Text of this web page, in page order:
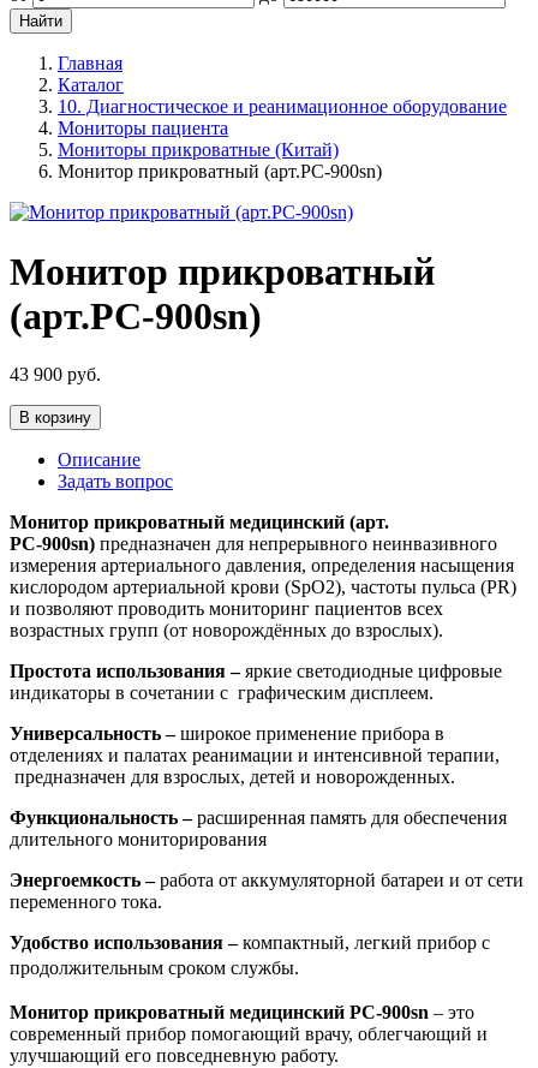
Главная
Каталог
10. Диагностическое и реанимационное оборудование
Мониторы пациента
Мониторы прикроватные (Китай)
Монитор прикроватный (арт.PC-900sn)
Монитор прикроватный
(арт.PC-900sn)
43 900 руб.
В корзину
Описание
Задать вопрос
Монитор прикроватный медицинский (арт.
РС-900sn) предназначен для непрерывного неинвазивного
измерения артериального давления, определения насыщения
кислородом артериальной крови (SpO2), частоты пульса (PR)
и позволяют проводить мониторинг пациентов всех
возрастных групп (от новорождённых до взрослых).
Простота использования – яркие светодиодные цифровые
индикаторы в сочетании с графическим дисплеем.
Универсальность – широкое применение прибора в
отделениях и палатах реанимации и интенсивной терапии,
предназначен для взрослых, детей и новорожденных.
Функциональность – расширенная память для обеспечения
длительного мониторирования
Энергоемкость –работа от аккумуляторной батареи и от сети
переменного тока.
Удобство использования –компактный, легкий прибор с
продолжительным сроком службы.
Монитор прикроватный медицинский РС-900sn – это
современный прибор помогающий врачу, облегчающий и
улучшающий его повседневную работу.